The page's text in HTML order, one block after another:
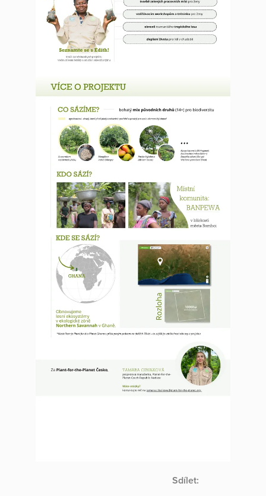
Sdílet: